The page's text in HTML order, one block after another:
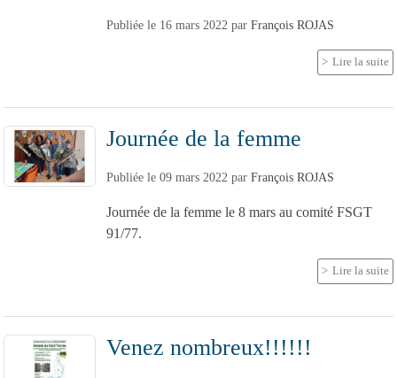
Publiée le 16 mars 2022 par François ROJAS
Lire la suite
Journée de la femme
Publiée le 09 mars 2022 par François ROJAS
Journée de la femme le 8 mars au comité FSGT
91/77.
Lire la suite
Venez nombreux!!!!!!